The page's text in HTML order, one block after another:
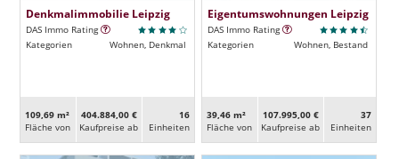
Denkmalimmobilie Leipzig
DAS Immo Rating
Kategorien
Wohnen, Denkmal
109,69 m²
Fläche von
404.884,00 €
Kaufpreise ab
16
Ein­heiten
Eigentumswohnungen Leipzig
DAS Immo Rating
Kategorien
Wohnen, Bestand
39,46 m²
Fläche von
107.995,00 €
Kaufpreise ab
37
Ein­heiten